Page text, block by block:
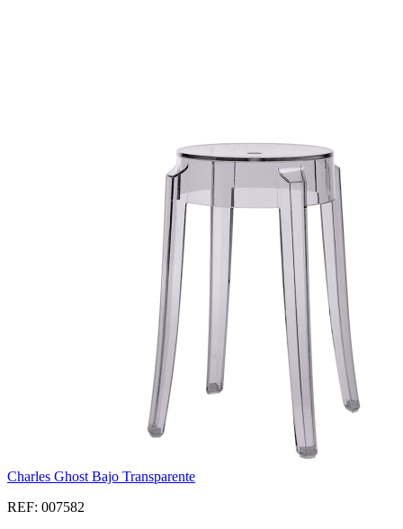
Charles Ghost Bajo Transparente
REF: 007582